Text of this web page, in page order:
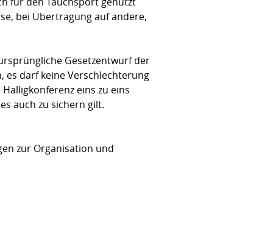
bei Übertragung auf andere,
Gesetzentwurf der
es darf keine Verschlechterung
eins zu eins
auch zu sichern gilt.
zur Organisation und